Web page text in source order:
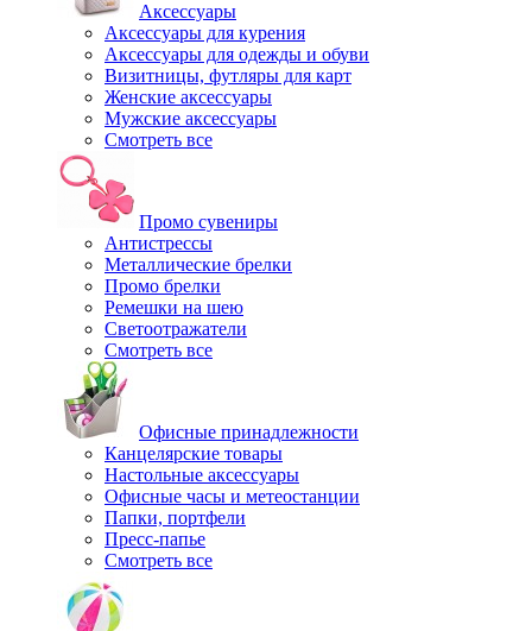
Аксессуары
Аксессуары для курения
Аксессуары для одежды и обуви
Визитницы, футляры для карт
Женские аксессуары
Мужские аксессуары
Смотреть все
Промо сувениры
Антистрессы
Металлические брелки
Промо брелки
Ремешки на шею
Светоотражатели
Смотреть все
Офисные принадлежности
Канцелярские товары
Настольные аксессуары
Офисные часы и метеостанции
Папки, портфели
Пресс-папье
Смотреть все